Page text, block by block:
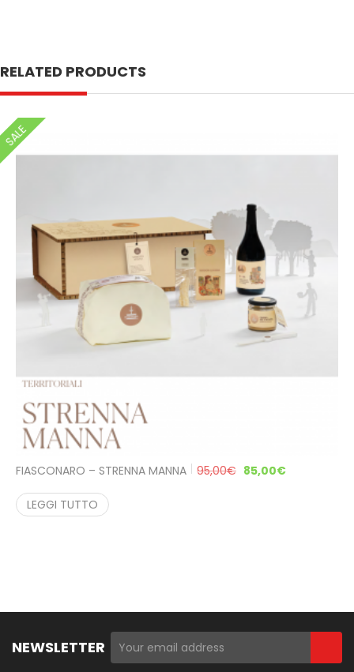
RELATED PRODUCTS
SALE
FIASCONARO – STRENNA MANNA 95,00€ 85,00€
LEGGI TUTTO
NEWSLETTER